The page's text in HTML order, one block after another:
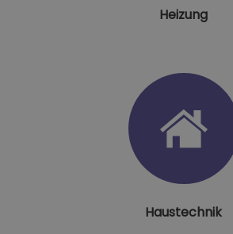
Heizung
Haustechnik